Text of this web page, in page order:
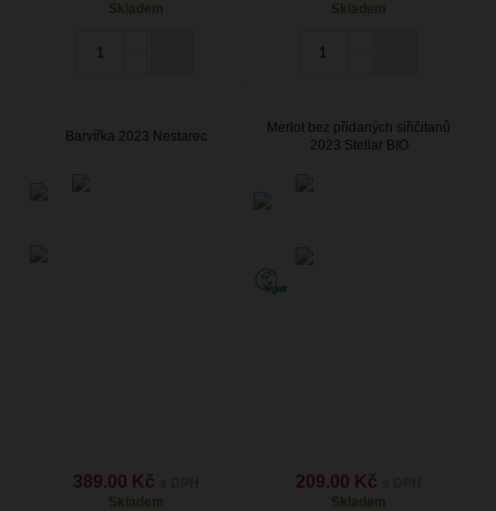
Skladem
Skladem
Barvířka 2023 Nestarec
389.00 Kč
Skladem
Merlot bez přidaných siřičitanů
2023 Stellar BIO
209.00 Kč
Skladem